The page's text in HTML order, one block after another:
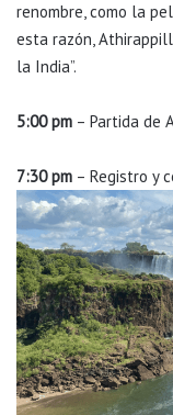
renombre, como la
esta razón,
la India”.
5:00 pm – Partida de
7:30 pm – Registro y